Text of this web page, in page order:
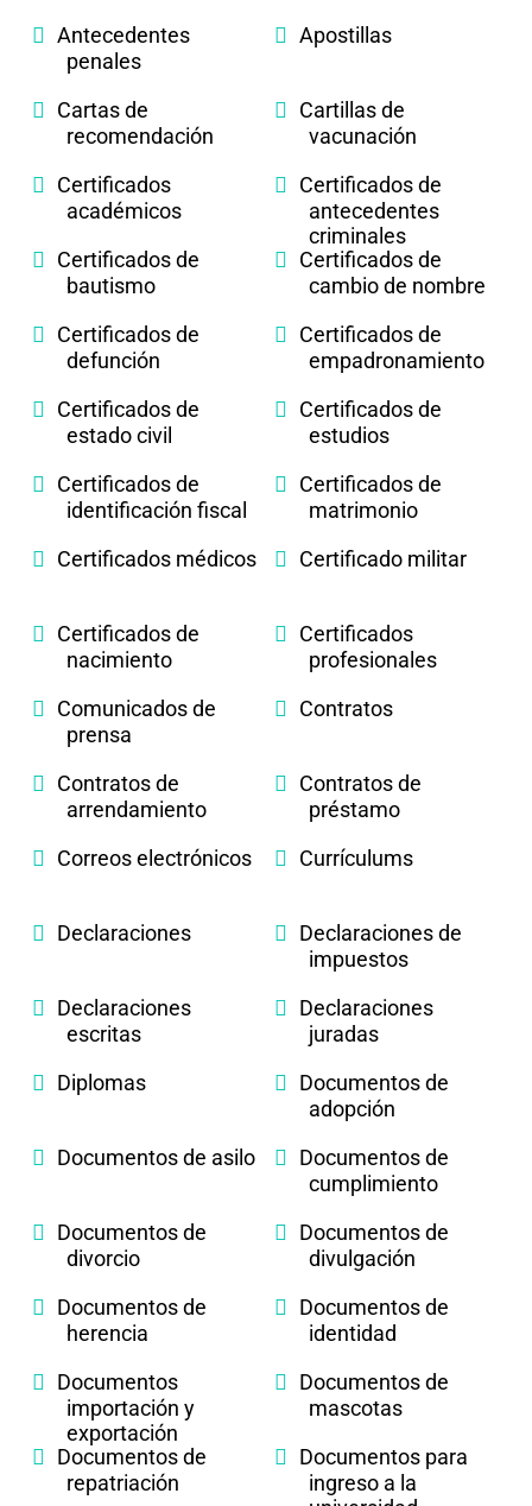
Antecedentes
penales
Apostillas
Cartas de
recomendación
Cartillas de
vacunación
Certificados
académicos
Certificados de
antecedentes
criminales
Certificados de
bautismo
Certificados de
cambio de nombre
Certificados de
defunción
Certificados de
empadronamiento
Certificados de
estado civil
Certificados de
estudios
Certificados de
identificación fiscal
Certificados de
matrimonio
Certificados médicos
Certificado militar
Certificados de
nacimiento
Certificados
profesionales
Comunicados de
prensa
Contratos
Contratos de
arrendamiento
Contratos de
préstamo
Correos electrónicos
Currículums
Declaraciones
Declaraciones de
impuestos
Declaraciones
escritas
Declaraciones
juradas
Diplomas
Documentos de
adopción
Documentos de asilo
Documentos de
cumplimiento
Documentos de
divorcio
Documentos de
divulgación
Documentos de
herencia
Documentos de
identidad
Documentos
importación y
exportación
Documentos de
mascotas
Documentos de
repatriación
Documentos para
ingreso a la